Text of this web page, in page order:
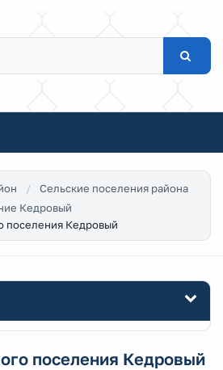
Сельские поселения района
Кедровый
поселения Кедровый
поселения Кедровый